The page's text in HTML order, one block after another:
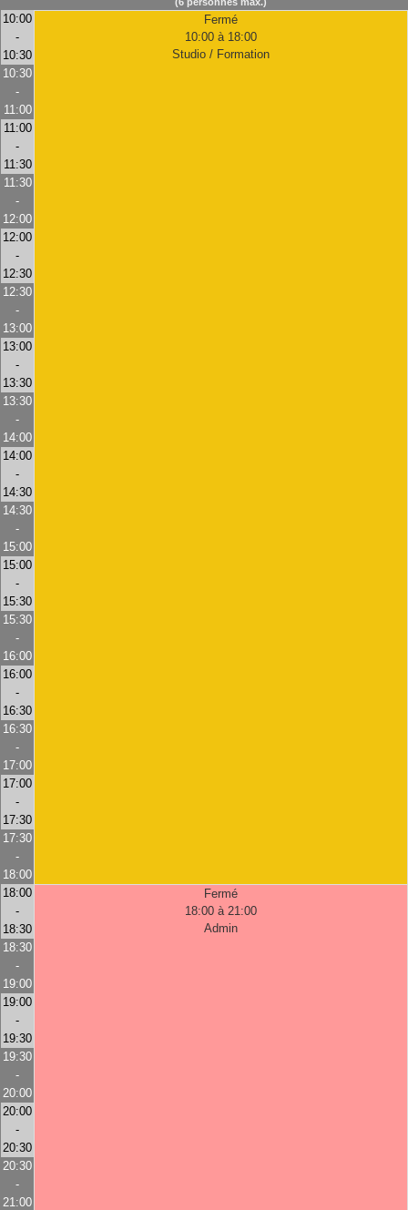
10:00
-
10:30
Fermé
10:00 à 18:00
Studio / Formation
10:30
-
11:00
11:00
-
11:30
11:30
-
12:00
12:00
-
12:30
12:30
-
13:00
13:00
-
13:30
13:30
-
14:00
14:00
-
14:30
14:30
-
15:00
15:00
-
15:30
15:30
-
16:00
16:00
-
16:30
16:30
-
17:00
17:00
-
17:30
17:30
-
18:00
18:00
-
18:30
Fermé
18:00 à 21:00
Admin
18:30
-
19:00
19:00
-
19:30
19:30
-
20:00
20:00
-
20:30
20:30
-
21:00